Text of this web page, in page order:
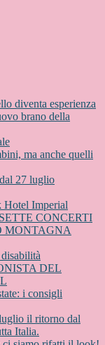
diventa esperienza
brano della
ma anche quelli
27 luglio
Hotel Imperial
CONCERTI
MONTAGNA
DEL
i consigli
il ritorno dal
Italia.